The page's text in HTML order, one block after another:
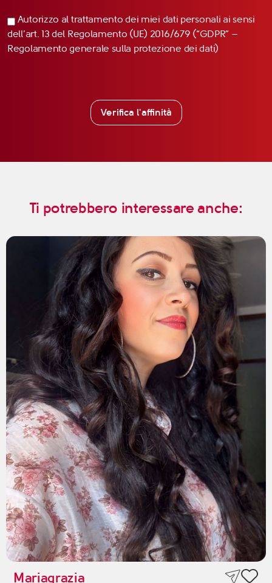
Autorizzo al trattamento dei miei dati personali ai sensi
dell’art. 13 del Regolamento (UE) 2016/679 (“GDPR” –
Regolamento generale sulla protezione dei dati)
Verifica l'affinità
Ti potrebbero interessare anche:
Mariagrazia